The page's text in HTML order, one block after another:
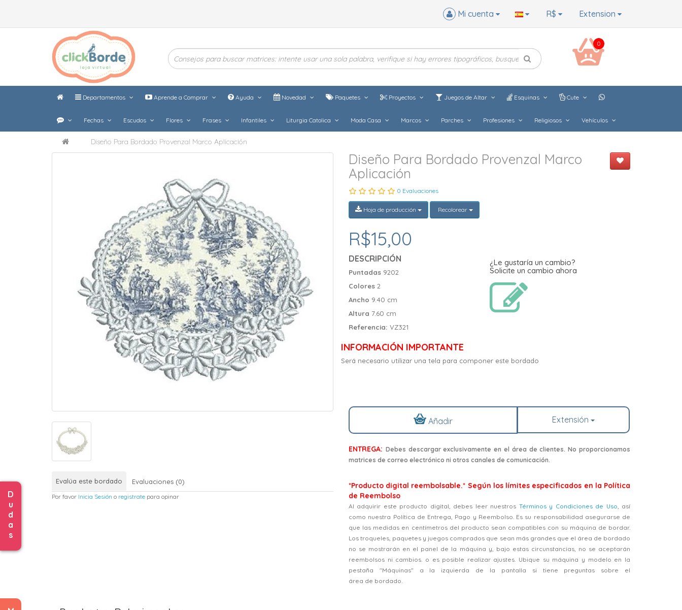
D
u
d
a
s
Extension
R$
Mi cuenta
0
Departamentos Aprende a Comprar Ayuda Novedad Paquetes Proyectos Juegos de Altar Esquinas Cute
Fechas Escudos Flores Frases Infantiles Liturgia Catolica Moda Casa Marcos Parches Profesiones Religiosos Vehículos
Diseño Para Bordado Provenzal Marco Aplicación
Evalúa este bordado Evaluaciones (0)
Por favor Inicia Sesión o registrate para opinar
Diseño Para Bordado Provenzal Marco
Aplicación
0 Evaluaciones
Hoja de producción Recolorear
R$15,00
DESCRIPCIÓN
Puntadas 9202
Colores 2
Ancho 9.40 cm
Altura 7.60 cm
Referencia: VZ321
¿Le gustaría un cambio?
Solicite un cambio ahora
INFORMACIÓN IMPORTANTE
Será necesario utilizar una tela para componer este bordado
Añadir Extensión
ENTREGA: Debes descargar exclusivamente en el área de clientes. No proporcionamos
matrices de correo electrónico ni otros canales de comunicación.
*Producto digital reembolsable.* Según los límites especificados en la Política
de Reembolso
Al adquirir este producto digital, debes leer nuestros Términos y Condiciones de Uso , así
como nuestra Política de Entrega, Pago y Reembolso. Es su responsabilidad asegurarse de
que las medidas en centímetros del producto sean compatibles con su máquina de bordar.
Los troqueles, paquetes y juegos comprados que sean más grandes que el área de bordado
no se mostrarán en el panel de la máquina y, bajo estas circunstancias, no se aceptarán
reembolsos ni cambios. o es posible realizar ajustes. Ubique su máquina y modelo en la
pestaña "Máquinas" a la izquierda de la pantalla si tiene preguntas sobre el
área de bordado.